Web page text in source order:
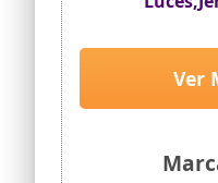
Reno en la
Ver